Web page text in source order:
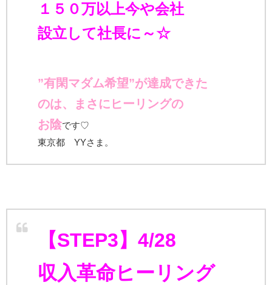
１５０万以上今や会社
設立して社長に～☆
”有閑マダム希望”が達成できた
のは、
まさにヒーリングの
お陰です♡
東京都 YYさま。
【STEP3】4/28
収入革命ヒーリング